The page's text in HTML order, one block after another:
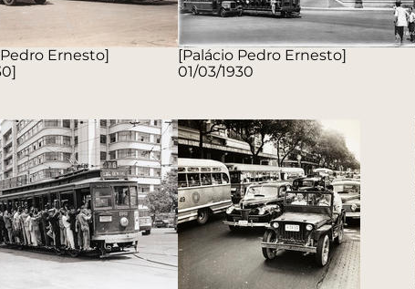
Ernesto]
[Palácio Pedro Ernesto]
01/03/1930